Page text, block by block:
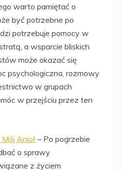
warto pamiętać o
być potrzebne po
potrzebuje pomocy w
a wsparcie bliskich
może okazać się
psychologiczna, rozmowy
w grupach
w przejściu przez ten
Anioł– Po pogrzebie
o sprawy
z życiem